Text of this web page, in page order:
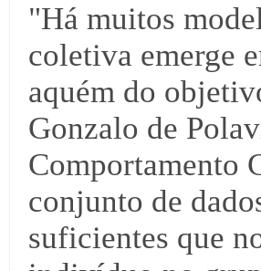
"Há muitos
coletiva emerge
aquém do
Gonzalo de
Comportamento
conjunto de
suficientes que